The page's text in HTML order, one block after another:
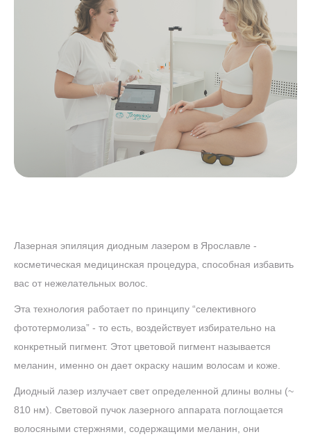
Лазерная эпиляция диодным лазером в Ярославле -
косметическая медицинская процедура, способная избавить
вас от нежелательных волос.
Эта технология работает по принципу “селективного
фототермолиза” - то есть, воздействует избирательно на
конкретный пигмент. Этот цветовой пигмент называется
меланин, именно он дает окраску нашим волосам и коже.
Диодный лазер излучает свет определенной длины волны (~
810 нм). Световой пучок лазерного аппарата поглощается
волосяными стержнями, содержащими меланин, они